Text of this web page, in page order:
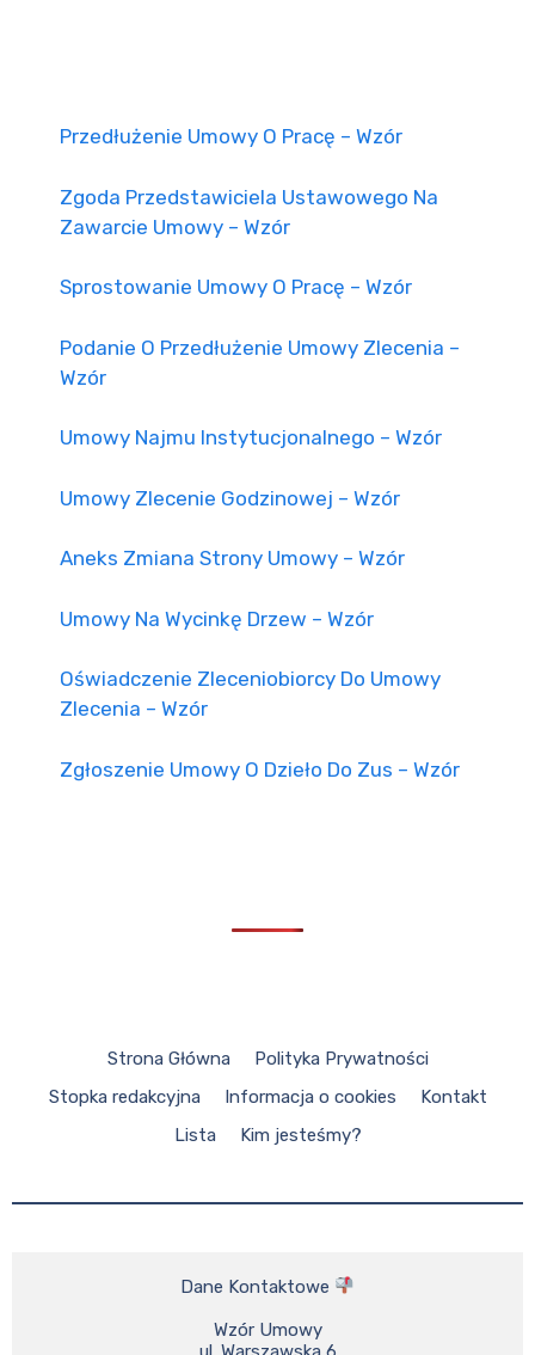
Przedłużenie Umowy O Pracę – Wzór
Zgoda Przedstawiciela Ustawowego Na
Zawarcie Umowy – Wzór
Sprostowanie Umowy O Pracę – Wzór
Podanie O Przedłużenie Umowy Zlecenia –
Wzór
Umowy Najmu Instytucjonalnego – Wzór
Umowy Zlecenie Godzinowej – Wzór
Aneks Zmiana Strony Umowy – Wzór
Umowy Na Wycinkę Drzew – Wzór
Oświadczenie Zleceniobiorcy Do Umowy
Zlecenia – Wzór
Zgłoszenie Umowy O Dzieło Do Zus – Wzór
Strona Główna
Polityka Prywatności
Stopka redakcyjna
Informacja o cookies
Kontakt
Lista
Kim jesteśmy?
Dane Kontaktowe
Wzór Umowy